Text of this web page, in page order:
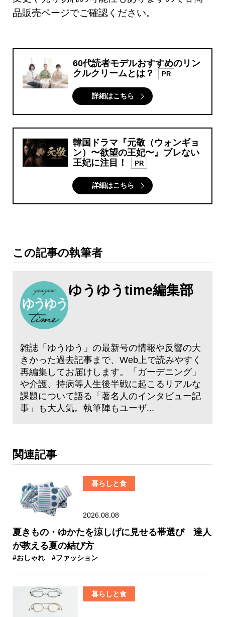
品販売ページでご確認ください。
60代読者モデルおすすめのリン
クルクリームとは？
PR
詳細はこちら
韓国ドラマ『元敬（ウォンギョ
ン）〜欲望の王妃〜』ブレない
王妃に注目！
PR
詳細はこちら
この記事の執筆者
ゆうゆうtime編集部
雑誌「ゆうゆう」の最新号の情報や反響の大
きかった過去記事まで、Web上で読みやすく
再編集してお届けします。「ガーデニング」
や介護、持病等人生後半戦に起こるリアルな
課題について語る「著名人のインタビュー記
事」も大人気。執筆陣もユーザ...
関連記事
暮らしと食
2026.08.08
夏きもの・ゆかたを涼しげに見せる帯選び 達人
が教える夏の結び方
#おしゃれ #ファッション
暮らしと食